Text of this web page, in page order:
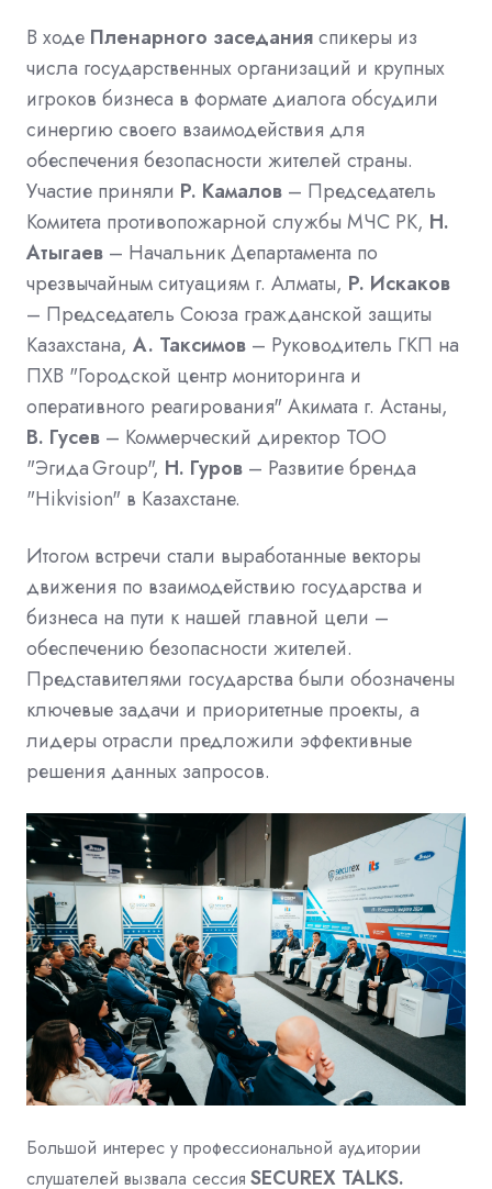
В ходе Пленарного заседанияспикеры из
числа государственных организаций и крупных
игроков бизнеса в формате диалога обсудили
синергию своего взаимодействия для
обеспечения безопасности жителей страны.
Участие приняли Р. Камалов – Председатель
Комитета противопожарной службы МЧС РК, Н.
Атыгаев – Начальник Департамента по
чрезвычайным ситуациям г. Алматы, Р. Искаков
– Председатель Союза гражданской защиты
Казахстана, А. Таксимов – Руководитель ГКП на
ПХВ "Городской центр мониторинга и
оперативного реагирования" Акимата г. Астаны,
В. Гусев – Коммерческий директор ТОО
"Эгида Group", Н. Гуров – Развитие бренда
"Hikvision" в Казахстане.
Итогом встречи стали выработанные векторы
движения по взаимодействию государства и
бизнеса на пути к нашей главной цели –
обеспечению безопасности жителей.
Представителями государства были обозначены
ключевые задачи и приоритетные проекты, а
лидеры отрасли предложили эффективные
решения данных запросов.
Большой интерес у профессиональной аудитории
слушателей вызвала сессия SECUREX TALKS.